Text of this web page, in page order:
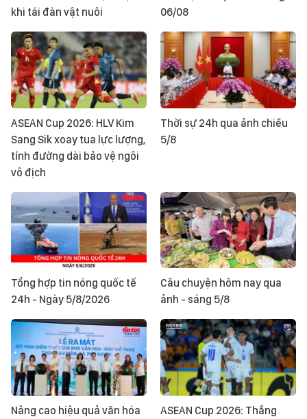
khi tái đàn vật nuôi
06/08
ASEAN Cup 2026: HLV Kim
Sang Sik xoay tua lực lượng,
tính đường dài bảo vệ ngôi
vô địch
Thời sự 24h qua ảnh chiều
5/8
Tổng hợp tin nóng quốc tế
24h - Ngày 5/8/2026
Câu chuyện hôm nay qua
ảnh - sáng 5/8
Nâng cao hiệu quả văn hóa
ASEAN Cup 2026: Thắng